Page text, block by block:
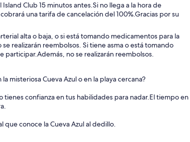
Club 15 minutos antes.Si no llega a la hora de
una tarifa de cancelación del 100%.Gracias por su
alta o baja, o si está tomando medicamentos para la
realizarán reembolsos. Si tiene asma o está tomando
participar.Además, no se realizarán reembolsos.
misteriosa Cueva Azul o en la playa cercana?
tienes confianza en tus habilidades para nadar.El tiempo en
conoce la Cueva Azul al dedillo.